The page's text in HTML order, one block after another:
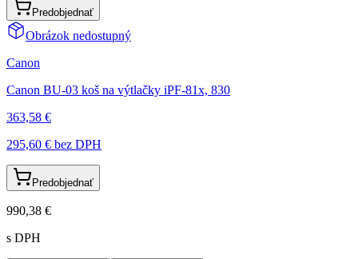
Predobjednať
Obrázok nedostupný
Canon
Canon BU-03 koš na výtlačky iPF-81x, 830
363,58 €
295,60 € bez DPH
Predobjednať
990,38 €
s DPH